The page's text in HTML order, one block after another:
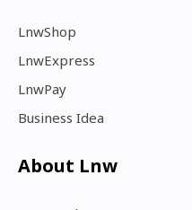
LnwShop
LnwExpress
LnwPay
Business Idea
About Lnw​